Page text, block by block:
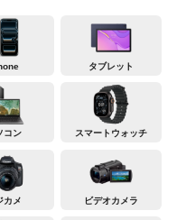
タブレット
コン スマートウォッチ
カメ ビデオカメラ